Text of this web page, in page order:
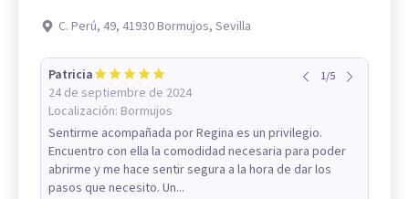
C. Perú, 49, 41930 Bormujos, Sevilla
Patricia
24 de septiembre de 2024
Localización: Bormujos
1/5
Sentirme acompañada por Regina es un privilegio.
Encuentro con ella la comodidad necesaria para poder
abrirme y me hace sentir segura a la hora de dar los
pasos que necesito. Un...